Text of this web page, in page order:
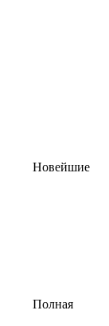
Новейшие
Полная